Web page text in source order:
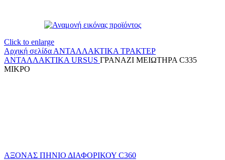
Click to enlarge
Αρχική σελίδα ΑΝΤΑΛΛΑΚΤΙΚΑ ΤΡΑΚΤΕΡ
ΑΝΤΑΛΛΑΚΤΙΚΑ URSUS ΓΡΑΝΑΖΙ ΜΕΙΩΤΗΡΑ C335
ΜΙΚΡΟ
ΑΞΟΝΑΣ ΠΗΝΙΟ ΔΙΑΦΟΡΙΚΟΥ C360